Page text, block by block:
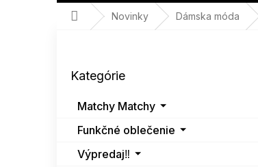
DomovNovinky Dámska móda
kategórie
Kategórie
Matchy Matchy
Funkčné oblečenie
Výpredaj‼️